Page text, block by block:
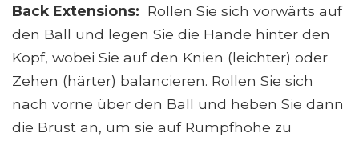
Back Extensions: Rollen Sie sich vorwärts auf
den Ball und legen Sie die Hände hinter den
Kopf, wobei Sie auf den Knien (leichter) oder
Zehen (härter) balancieren. Rollen Sie sich
nach vorne über den Ball und heben Sie dann
die Brust an, um sie auf Rumpfhöhe zu